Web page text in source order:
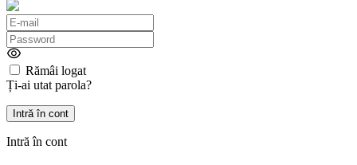
Rămâi logat
Ți-ai utat parola?
Intră în cont